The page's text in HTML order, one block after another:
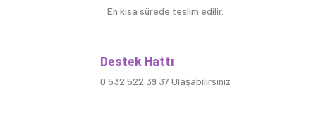
En kısa sürede teslim edilir.
Destek Hattı
0 532 522 39 37 Ulaşabilirsiniz